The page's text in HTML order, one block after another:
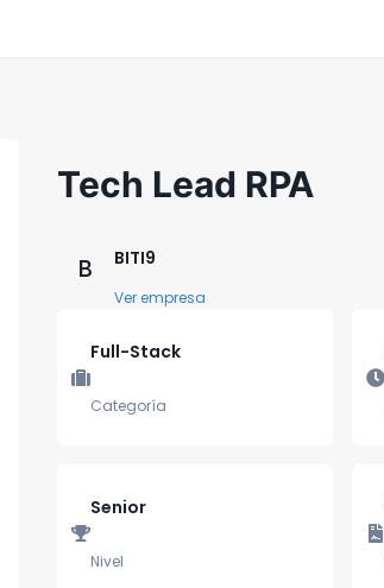
Tech Lead RPA
B BITI9
Ver empresa
Full-Stack
Categoría
Senior
Nivel